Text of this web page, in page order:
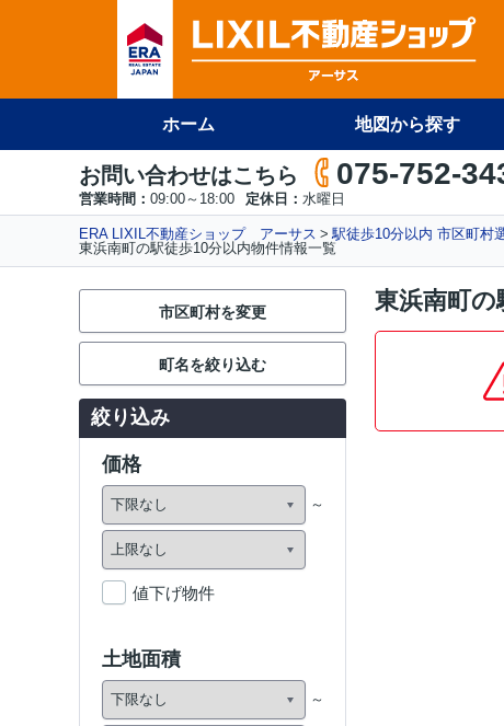
ホーム 地図から探す
お問い合わせはこちら 075-752-
営業時間： 09:00～18:00 定休日： 水曜日
ERA LIXIL不動産ショップ アーサス 駅徒歩10分以内 市区町村
東浜南町の駅徒歩10分以内物件情報一覧
東浜南町の
市区町村を変更
町名を絞り込む
絞り込み
価格
値下げ物件
土地面積